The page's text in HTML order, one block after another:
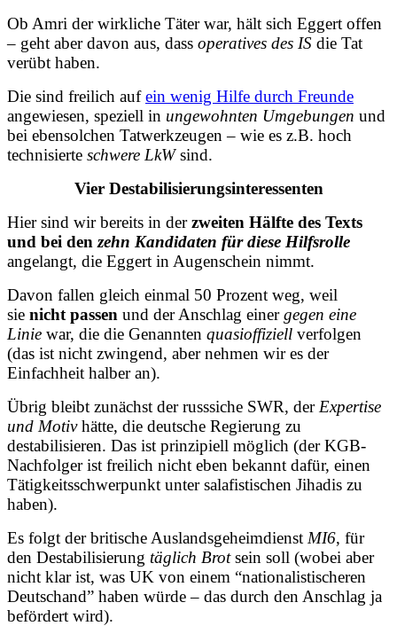
Ob Amri der wirkliche Täter war, hält sich Eggert offen
– geht aber davon aus, dass operatives des IS die Tat
verübt haben.
Die sind freilich aufein wenig Hilfe durch Freunde
angewiesen, speziell in ungewohnten Umgebungen und
bei ebensolchen Tatwerkzeugen – wie es z.B. hoch
technisierte schwere LkWsind.
Vier Destabilisierungsinteressenten
Hier sind wir bereits in derzweiten Hälfte des Texts
und bei den zehn Kandidaten für diese Hilfsrolle
angelangt, die Eggert in Augenschein nimmt.
Davon fallen gleich einmal 50 Prozent weg, weil
sie nicht passen und der Anschlag einergegen eine
Linie war, die die Genannten quasioffiziell verfolgen
(das ist nicht zwingend, aber nehmen wir es der
Einfachheit halber an).
Übrig bleibt zunächst der russsiche SWR, der Expertise
und Motivhätte, die deutsche Regierung zu
destabilisieren. Das ist prinzipiell möglich (der KGB-
Nachfolger ist freilich nicht eben bekannt dafür, einen
Tätigkeitsschwerpunkt unter salafistischen Jihadis zu
haben).
Es folgt der britische Auslandsgeheimdienst MI6, für
den Destabilisierung täglich Brotsein soll (wobei aber
nicht klar ist, was UK von einem “nationalistischeren
Deutschand” haben würde – das durch den Anschlag ja
befördert wird).